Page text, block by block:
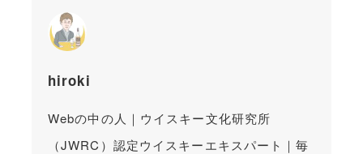
hiroki
Webの中の人｜ウイスキー文化研究所
（JWRC）認定ウイスキーエキスパート｜毎